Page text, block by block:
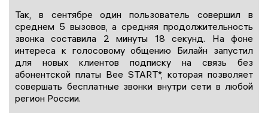
Так, в сентябре один пользователь совершил в
среднем 5 вызовов, а средняя продолжительность
звонка составила 2 минуты 18 секунд. На фоне
интереса к голосовому общению Билайн запустил
для новых клиентов подписку на связь без
абонентской платы Bee START*, которая позволяет
совершать бесплатные звонки внутри сети в любой
регион России.